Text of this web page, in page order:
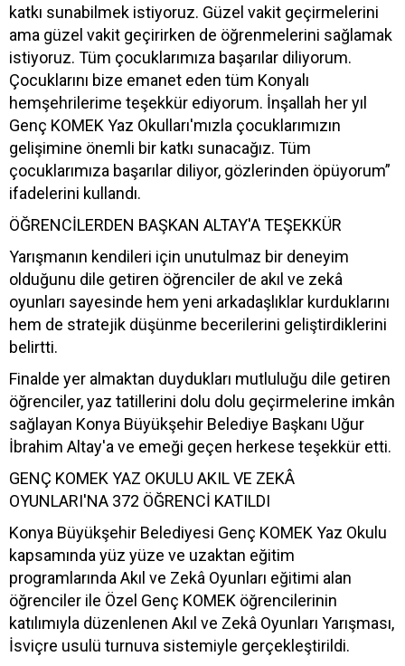
katkı sunabilmek istiyoruz. Güzel vakit geçirmelerini
ama güzel vakit geçirirken de öğrenmelerini sağlamak
istiyoruz. Tüm çocuklarımıza başarılar diliyorum.
Çocuklarını bize emanet eden tüm Konyalı
hemşehrilerime teşekkür ediyorum. İnşallah her yıl
Genç KOMEK Yaz Okulları'mızla çocuklarımızın
gelişimine önemli bir katkı sunacağız. Tüm
çocuklarımıza başarılar diliyor, gözlerinden öpüyorum”
ifadelerini kullandı.
ÖĞRENCİLERDEN BAŞKAN ALTAY'A TEŞEKKÜR
Yarışmanın kendileri için unutulmaz bir deneyim
olduğunu dile getiren öğrenciler de akıl ve zekâ
oyunları sayesinde hem yeni arkadaşlıklar kurduklarını
hem de stratejik düşünme becerilerini geliştirdiklerini
belirtti.
Finalde yer almaktan duydukları mutluluğu dile getiren
öğrenciler, yaz tatillerini dolu dolu geçirmelerine imkân
sağlayan Konya Büyükşehir Belediye Başkanı Uğur
İbrahim Altay'a ve emeği geçen herkese teşekkür etti.
GENÇ KOMEK YAZ OKULU AKIL VE ZEKÂ
OYUNLARI'NA 372 ÖĞRENCİ KATILDI
Konya Büyükşehir Belediyesi Genç KOMEK Yaz Okulu
kapsamında yüz yüze ve uzaktan eğitim
programlarında Akıl ve Zekâ Oyunları eğitimi alan
öğrenciler ile Özel Genç KOMEK öğrencilerinin
katılımıyla düzenlenen Akıl ve Zekâ Oyunları Yarışması,
İsviçre usulü turnuva sistemiyle gerçekleştirildi.